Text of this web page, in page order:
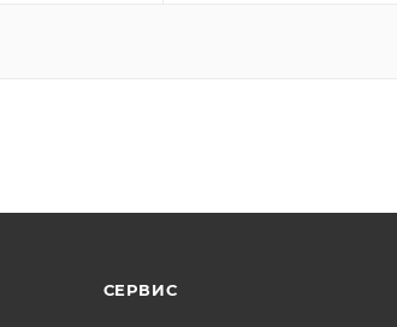
СЕРВИС